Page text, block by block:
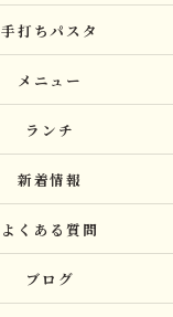
手打ちパスタ
メニュー
ランチ
新着情報
よくある質問
ブログ